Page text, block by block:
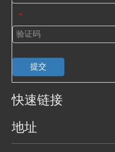
*
提交
快速链接
地址